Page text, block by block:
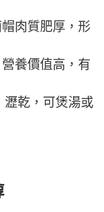
肉質肥厚，形
養價值高，有
瀝乾，可煲湯或